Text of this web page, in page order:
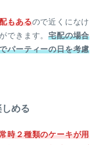
もあるので近くになけ
できます。宅配の場合
パーティーの日を考慮
める
時２種類のケーキが用